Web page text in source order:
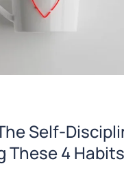
Self-
These 4 Habits